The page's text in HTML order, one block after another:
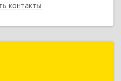
контакты